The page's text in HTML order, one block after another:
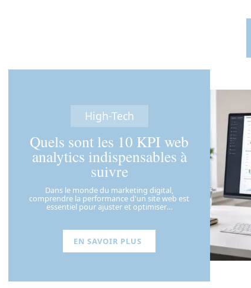
High-Tech
Quels sont les 10 KPI web
analytics indispensables à
suivre
Dans le monde du marketing digital,
comprendre la performance d'un site web est
essentiel pour ajuster et optimiser…
EN SAVOIR PLUS